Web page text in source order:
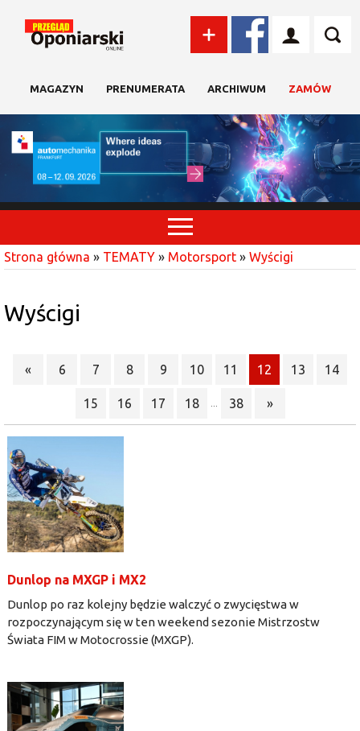
MAGAZYN PRENUMERATA ARCHIWUM ZAMÓW
Strona główna » TEMATY » Motorsport » Wyścigi
Wyścigi
« 6 7 8 9 10 11 12 13 14
15 16 17 18 38 »
Dunlop na MXGP i MX2
Dunlop po raz kolejny będzie walczyć o zwycięstwa w
rozpoczynającym się w ten weekend sezonie Mistrzostw
Świata FIM w Motocrossie (MXGP).